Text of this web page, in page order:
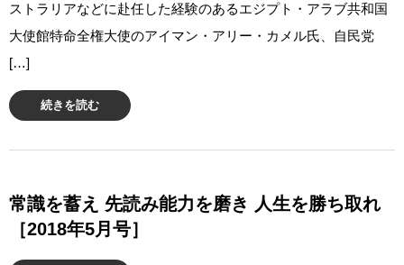
ストラリアなどに赴任した経験のあるエジプト・アラブ共和国
大使館特命全権大使のアイマン・アリー・カメル氏、自民党
[…]
続きを読む
常識を蓄え 先読み能力を磨き 人生を勝ち取れ
［2018年5月号］